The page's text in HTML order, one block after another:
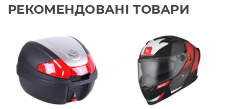
РЕКОМЕНДОВАНІ ТОВАРИ